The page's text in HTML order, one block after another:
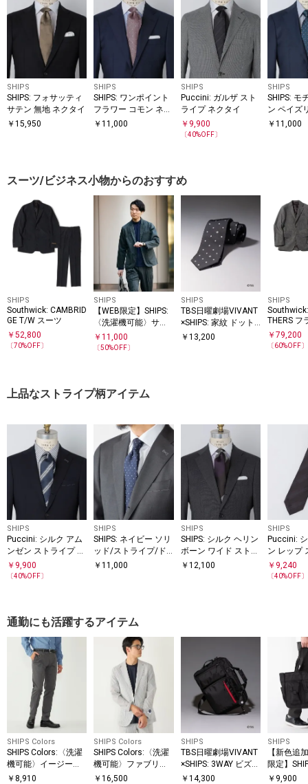
SHIPS
SHIPS: フォサッティ
サテン 無地 ネクタイ
￥ 15,950
SHIPS
SHIPS: ワンポイント
フラワー コモン ネク
タイ
￥11,000
SHIPS
Puccini: ガルザ スト
ライプ ネクタイ
￥ 9,900
〔40%OFF〕
SHIPS
SHIPS: モ
ン ペイズ
イ
￥11,000
スーツ/ビジネス小物からのおすすめ
SHIPS
Southwick: CAMBRID
GE T/W スーツ
￥ 52,800
〔70%OFF〕
SHIPS
【WEB限定】SHIPS:
〈洗濯機可能〉サテ
ンストレッチ セット
アップ
￥11,000
〔50%OFF〕
SHIPS
TBS日曜劇場VIVANT
×SHIPS: 家紋 ドット
シルク ネクタイ
￥ 13,200
SHIPS
THERS フ
B スーツ
￥79,200
〔60%OFF〕
上品なストライプ柄アイテム
SHIPS
Puccini: シルク アム
ンゼン ストライプ ネ
クタイ
￥ 9,900
〔40%OFF〕
SHIPS
SHIPS: ネイビー ソリ
ッド/ストライプ/ド
ット ネクタイ
￥11,000
SHIPS
SHIPS: シルク ヘリン
ボーン ワイド ストラ
イプ ネクタイ
￥ 12,100
SHIPS
Puccini:
ン レップ
タイ
￥ 9,240
〔40%OFF〕
通勤にも活躍するアイテム
SHIPS Colors
SHIPS Colors:〈洗濯
機可能〉イージーケ
ア チノ スラックス2
￥ 8,910
SHIPS Colors
SHIPS Colors:〈洗濯
機可能〉ファブリー
ズ シアサッカー ジャ
￥16,500
SHIPS
TBS日曜劇場VIVANT
×SHIPS: 3WAY ビズ
ワイド バッグ
￥ 14,300
SHIPS
【新色追
限定】
イド ブリ
￥ 9,900